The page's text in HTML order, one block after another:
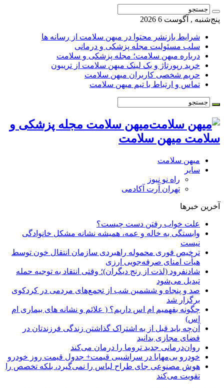
پنج‌شنبه , آگوست 6 2026
شرایط بازنشر محتوا در میهن سلامت از رسانه ها
سلب مسئولیت مجله پزشکی و درمانی
درباره میهن سلامت؛ مجله پزشکی و سلامت
خرید رپورتاژ و بک لینک میهن سلامت از تریبون
حریم شخصی کاربران میهن سلامت
تماس و ارتباط با تیم میهن سلامت
میهن سلامت مجله پزشکی و
سلامت میهن سلامت
میهن سلامت
سایر
راه نو نیوز
تهران آرت آکادمی
آخرین خبرها
علت خواب رفتن دست چیست؟
وابستگی به خاله و عمه، همیشه نشانه مشکل خانوادگی
نیست
ترخیص فوری محموله راهبردی سازمان انتقال خون توسط
هیأت امنای صرفه‌جویی ارزی
شادنفرود (لذت از رنج دیگران)؛ وقتی انتقاد به توجیه حمله
تبدیل می‌شود
صد و پنجاه‌ و ششمین شب از تجمع‌های مردمی در کردکوی
برگزار شد
چگونه بفهمیم ام اس داریم؟ ( علائم و نشانه های بیماری ام
اس)
آن‌چه باید قبل از به اشتراک گذاشتن زندگی فرزندتان در
فضای مجازی بدانید
روان‌درمانی جدید تروما را درمان می‌کند
خودرو بی‌مهابا در سراشیبی قیمت+ جدول قیمت روز خودرو
هوش مصنوعی جای طراح لباس را نمی‌گیرد، بلکه تخصص را
تقویت می‌کند